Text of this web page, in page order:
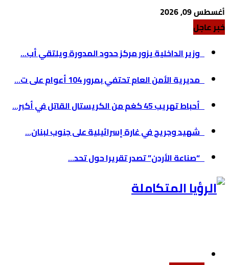
أغسطس 09, 2026
خبر عاجل
وزير الداخلية يزور مركز حدود المدورة ويلتقي أب...
مديرية الأمن العام تحتفي بمرور 104 أعوام على ت...
أحباط تهريب 45 كغم من الكريستال القاتل في أكبر...
شهيد وجريح في غارة إسرائيلية على جنوب لبنان...
“صناعة الأردن” تصدر تقريرا حول تحد...